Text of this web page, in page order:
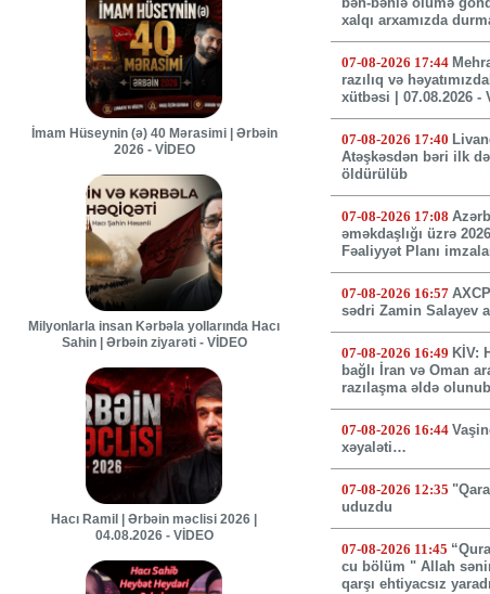
İmam Hüseynin (ə) 40 Mərasimi | Ərbəin
2026 - VİDEO
Milyonlarla insan Kərbəla yollarında Hacı
Sahin | Ərbəin ziyarəti - VİDEO
Hacı Ramil | Ərbəin məclisi 2026 |
04.08.2026 - VİDEO
xalqı arxamızda
07-08-2026 17:44
razılıq və
xütbəsi | 07.08.2026 -
07-08-2026 17:40
Atəşkəsdən bəri ilk
öldürülüb
07-08-2026 17:08
əməkdaşlığı üzrə
Fəaliyyət Planı
07-08-2026 16:57
sədri Zamin Salayev
07-08-2026 16:49 KİV:
bağlı İran və Oman
razılaşma əldə olunub
07-08-2026 16:44
xəyaləti…
07-08-2026 12:35
uduzdu
07-08-2026 11:45
cu bölüm " Allah
qarşı ehtiyacsız